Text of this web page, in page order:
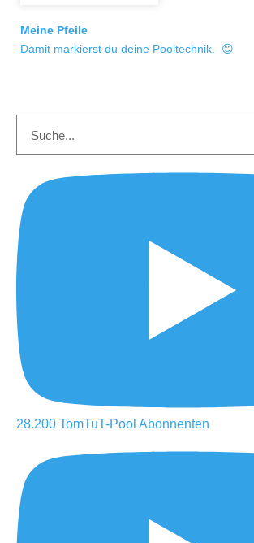
Meine Pfeile
Damit markierst du deine Pooltechnik. 😊
28.200 TomTuT-Pool Abonnenten